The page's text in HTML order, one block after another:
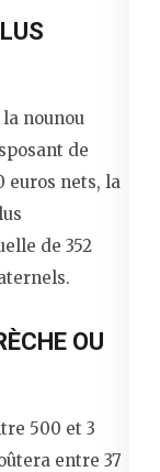
nounou
de
euros nets, la
de 352
OU
500 et 3
entre 37